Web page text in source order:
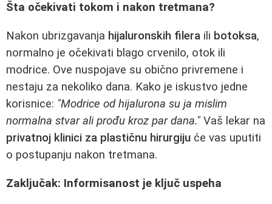
Šta očekivati tokom i nakon tretmana?
Nakon ubrizgavanja hijaluronskih filera ili botoksa,
normalno je očekivati blago crvenilo, otok ili
modrice. Ove nuspojave su obično privremene i
nestaju za nekoliko dana. Kako je iskustvo jedne
korisnice: "Modrice od hijalurona su ja mislim
normalna stvar ali prođu kroz par dana." Vaš lekar na
privatnoj klinici za plastičnu hirurgiju će vas uputiti
o postupanju nakon tretmana.
Zaključak: Informisanost je ključ uspeha